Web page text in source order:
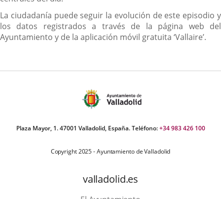
La ciudadanía puede seguir la evolución de este episodio y
los datos registrados a través de la página web del
Ayuntamiento y de la aplicación móvil gratuita ‘Vallaire’.
Plaza Mayor, 1. 47001 Valladolid, España. Teléfono:+34 983 426 100
Copyright 2025 - Ayuntamiento de Valladolid
valladolid.es